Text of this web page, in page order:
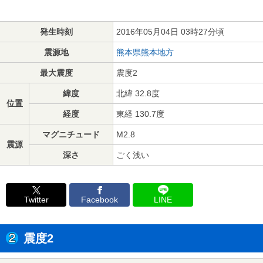
発生時刻 2016年05月04日 03時27分頃
震源地 熊本県熊本地方
最大震度 震度2
位置
緯度 北緯 32.8度
経度 東経 130.7度
震源
マグニチュード M2.8
深さ ごく浅い
Twitter Facebook LINE
震度2